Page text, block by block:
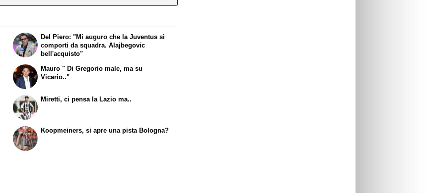
Del Piero: "Mi auguro che la Juventus si
comporti da squadra. Alajbegovic
bell'acquisto"
Mauro " Di Gregorio male, ma su
Vicario.."
Miretti, ci pensa la Lazio ma..
Koopmeiners, si apre una pista Bologna?